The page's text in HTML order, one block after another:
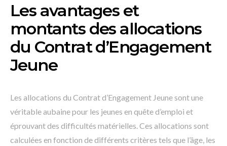
Les avantages et
montants des allocations
du Contrat d’Engagement
Jeune
Les allocations du Contrat d’Engagement Jeune sont une
véritable aubaine pour les jeunes en quête d’emploi et
éprouvant des difficultés matérielles. Ces allocations sont
calculées en fonction de différents critères tels que l’âge, les